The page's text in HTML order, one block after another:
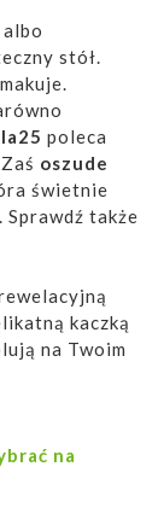
stół.
poleca
oszude
świetnie
Sprawdź także
kaczką
na Twoim
na